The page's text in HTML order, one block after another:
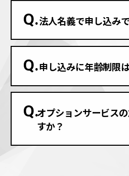
Q.法人名義で申し込み
Q.申し込みに年齢制限
Q.オプションサービス
すか？